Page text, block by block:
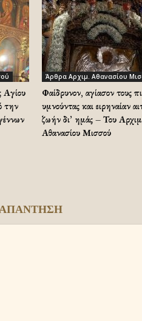
Αγίου
την
Άρθρα Αρχιμ. Αθανασίου
Φαίδρυνον, αγίασον τους
υμνούντας και ειρηναίαν
ζωήν δι’ ημάς – Του
Αθανασίου Μισσού